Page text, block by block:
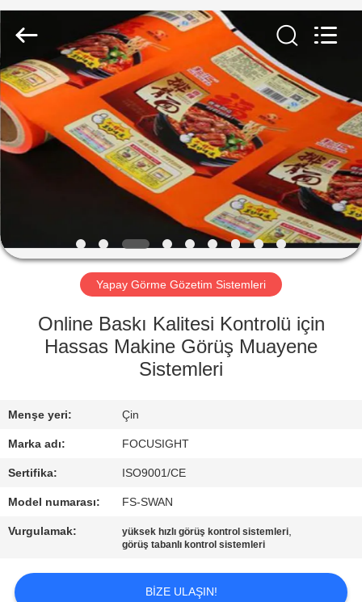
EV
ÜRÜN:%
S
:
INVALID_FETCH
GETIP()
ERROR
TURU
KALITE
KONTROL
ILETIŞIME
Focusight
Co.,Ltd.
Reserved.
Yapay Görme Gözetim Sistemleri
Online Baskı Kalitesi Kontrolü için
Hassas Makine Görüş Muayene
Sistemleri
Menşe yeri: Çin
Marka adı: FOCUSIGHT
Sertifika: ISO9001/CE
Model numarası: FS-SWAN
Vurgulamak: yüksek hızlı görüş kontrol sistemleri,
görüş tabanlı kontrol sistemleri
BIZE ULAŞIN!